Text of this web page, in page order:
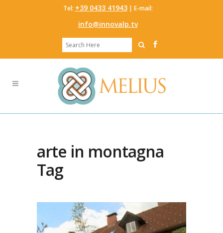
Tel: ‭+39 0433 41943‬ | E-mail:
info@innovalp.tv
arte in montagna
Tag